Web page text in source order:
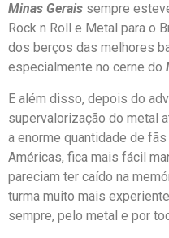
Minas Gerais sempre
Rock n Roll e Metal para o
dos berços das melhores
especialmente no cerne do
E além disso, depois do
supervalorização do metal
a enorme quantidade de
Américas, fica mais fácil
pareciam ter caído na
turma muito mais
sempre, pelo metal e por